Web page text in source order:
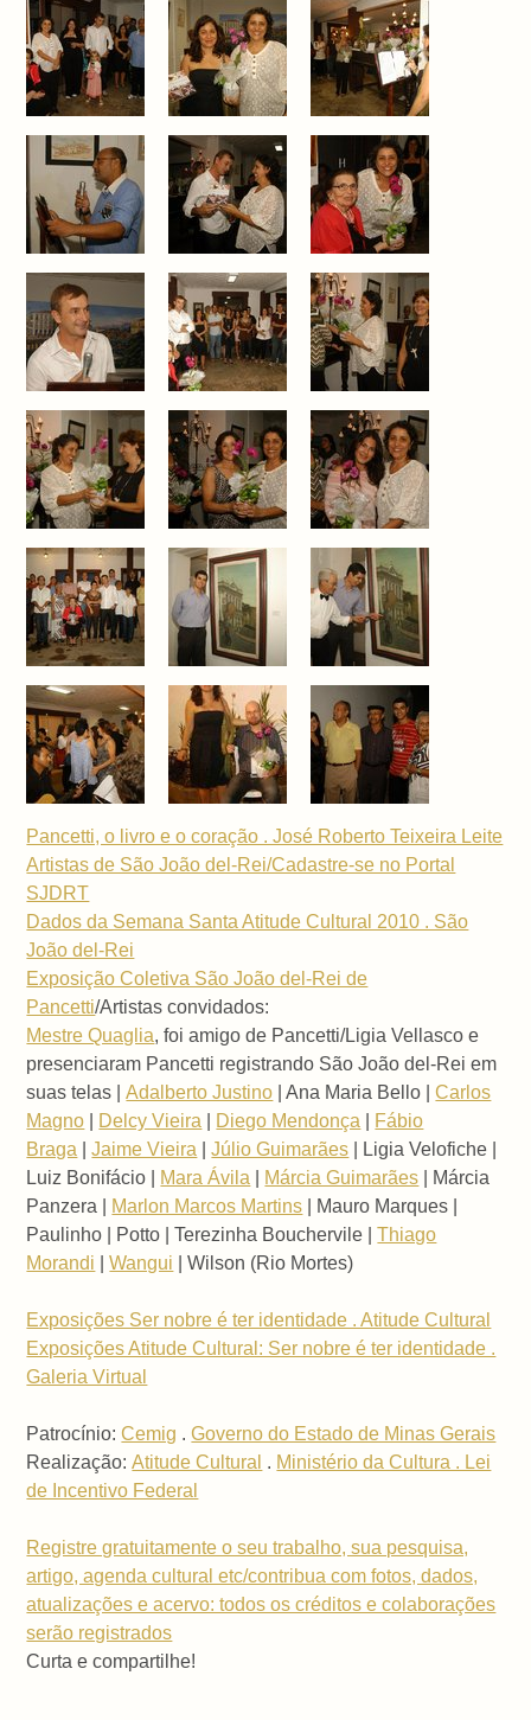
Pancetti, o livro e o coração . José Roberto Teixeira Leite
Artistas de São João del-Rei/Cadastre-se no Portal
SJDRT
Dados da Semana Santa Atitude Cultural 2010 . São
João del-Rei
Exposição Coletiva São João del-Rei de
Pancetti/Artistas convidados:
Mestre Quaglia, foi amigo de Pancetti/Ligia Vellasco e
presenciaram Pancetti registrando São João del-Rei em
suas telas |Adalberto Justino | Ana Maria Bello |Carlos
Magno
Delcy Vieira Diego Mendonça
Fábio
Braga |Jaime Vieira |Júlio Guimarães | Ligia Velofiche |
Luiz Bonifácio | Mara Ávila Márcia Guimarães | Márcia
Panzera | Marlon Marcos Martins | Mauro Marques |
Paulinho | Potto | Terezinha Bouchervile |Thiago
Morandi |Wangui | Wilson (Rio Mortes)
Exposições Ser nobre é ter identidade . Atitude Cultural
Exposições Atitude Cultural: Ser nobre é ter identidade .
Galeria Virtual
Patrocínio:Cemig .Governo do Estado de Minas Gerais
Realização:Atitude Cultural . Ministério da Cultura . Lei
de Incentivo Federal
Registre gratuitamente o seu trabalho, sua pesquisa,
artigo, agenda cultural etc/contribua com fotos, dados,
atualizações e acervo: todos os créditos e colaborações
serão registrados
Curta e compartilhe!